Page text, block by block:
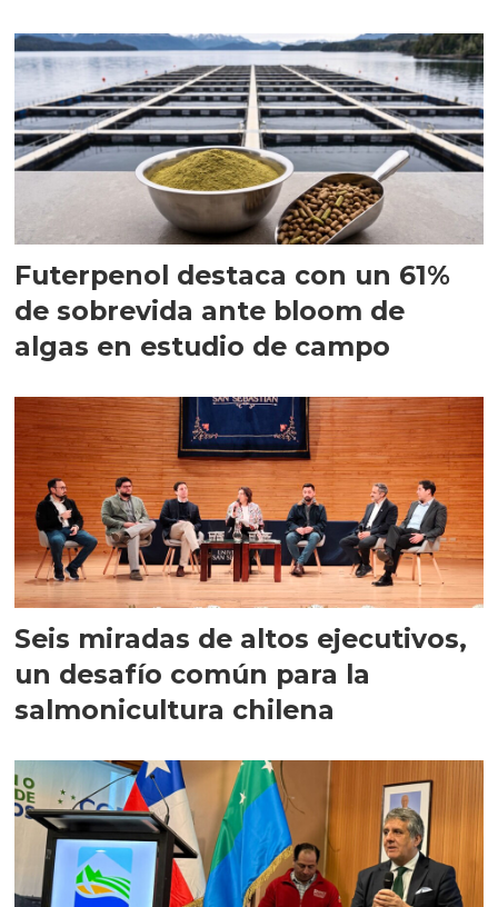
Futerpenol destaca con un 61%
de sobrevida ante bloom de
algas en estudio de campo
Seis miradas de altos ejecutivos,
un desafío común para la
salmonicultura chilena